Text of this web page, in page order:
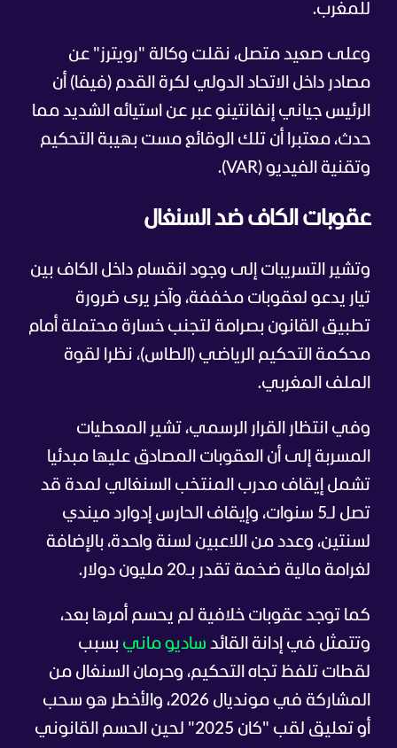
للمغرب.
وعلى صعيد متصل، نقلت وكالة "رويترز" عن
مصادر داخل الاتحاد الدولي لكرة القدم (فيفا) أن
الرئيس جياني إنفانتينو عبر عن استيائه الشديد مما
حدث، معتبرا أن تلك الوقائع مست بهيبة التحكيم
وتقنية الفيديو (VAR).
عقوبات الكاف ضد السنغال
وتشير التسريبات إلى وجود انقسام داخل الكاف بين
تيار يدعو لعقوبات مخففة، وآخر يرى ضرورة
تطبيق القانون بصرامة لتجنب خسارة محتملة أمام
محكمة التحكيم الرياضي (الطاس)، نظرا لقوة
الملف المغربي.
وفي انتظار القرار الرسمي، تشير المعطيات
المسربة إلى أن العقوبات المصادق عليها مبدئيا
تشمل إيقاف مدرب المنتخب السنغالي لمدة قد
تصل لـ5 سنوات، وإيقاف الحارس إدوارد ميندي
لسنتين، وعدد من اللاعبين لسنة واحدة، بالإضافة
لغرامة مالية ضخمة تقدر بـ20 مليون دولار.
كما توجد عقوبات خلافية لم يحسم أمرها بعد،
وتتمثل في إدانة القائد ساديو ماني بسبب
لقطات تلفظ تجاه التحكيم، وحرمان السنغال من
المشاركة في مونديال 2026، والأخطر هو سحب
أو تعليق لقب "كان 2025" لحين الحسم القانوني